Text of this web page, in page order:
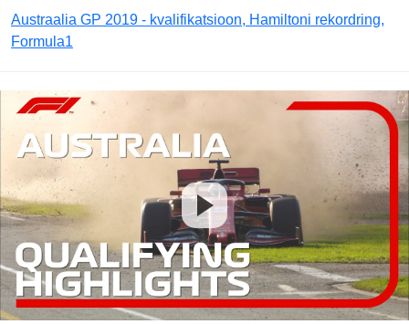
Austraalia GP 2019 - kvalifikatsioon, Hamiltoni rekordring,
Formula1